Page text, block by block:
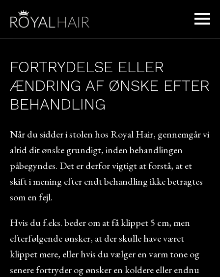
FORTRYDELSE ELLER
ÆNDRING AF ØNSKE EFTER
BEHANDLING
Når du sidder i stolen hos Royal Hair, gennemgår vi
altid dit ønske grundigt, inden behandlingen
påbegyndes. Det er derfor vigtigt at forstå, at et
skift i mening efter endt behandling ikke betragtes
som en fejl.
Hvis du f.eks. beder om at få klippet 5 cm, men
efterfølgende ønsker, at der skulle have været
klippet mere, eller hvis du vælger en varm tone og
senere fortryder og ønsker en koldere eller endnu